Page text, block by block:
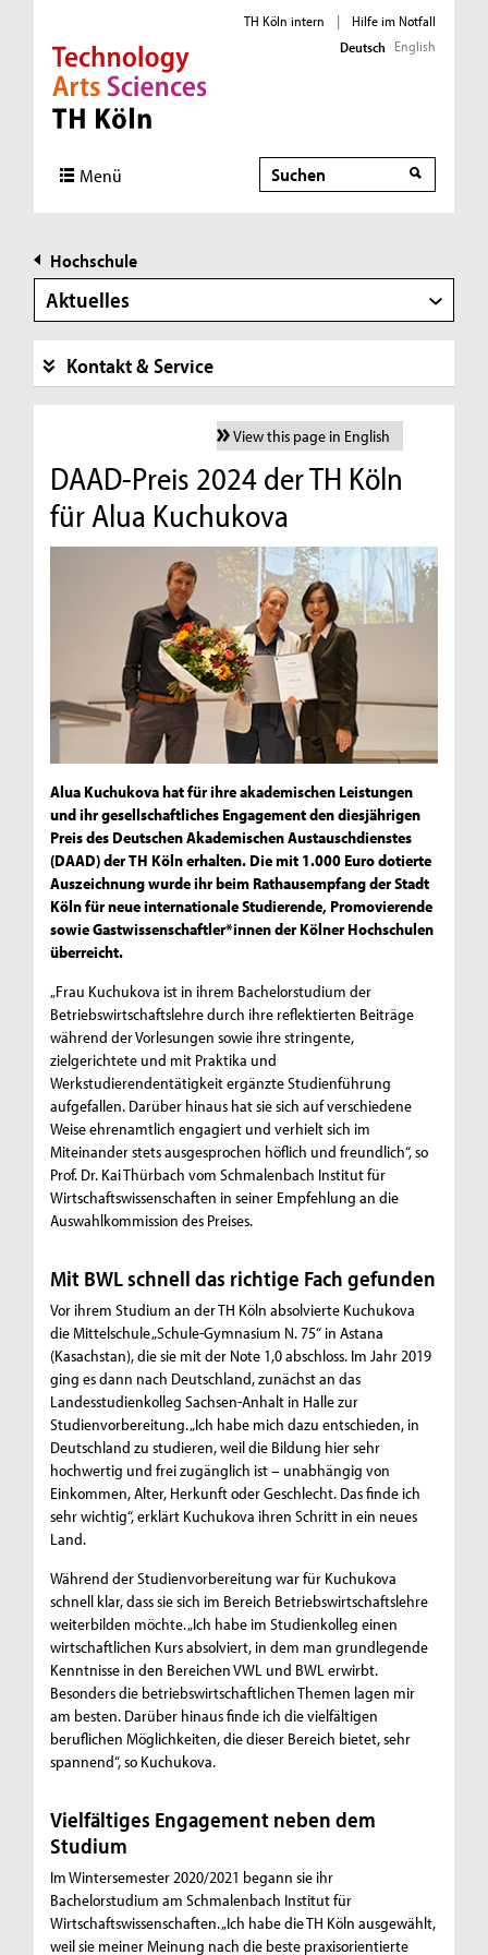
Direkt zur Hauptnavigation
Direkt zur Subnavigation
Direkt zum Inhalt
Direkt zum Fußbereich
TH Köln intern |
Hilfe im Notfall
Deutsch English
Menü Suche
Hochschule
Aktuelles
Kontakt & Service
View this page in English
DAAD-Preis 2024 der TH Köln
für Alua Kuchukova
Alua Kuchukova hat für ihre akademischen Leistungen
und ihr gesellschaftliches Engagement den diesjährigen
Preis des Deutschen Akademischen Austauschdienstes
(DAAD) der TH Köln erhalten. Die mit 1.000 Euro dotierte
Auszeichnung wurde ihr beim Rathausempfang der Stadt
Köln für neue internationale Studierende, Promovierende
sowie Gastwissenschaftler*innen der Kölner Hochschulen
überreicht.
„Frau Kuchukova ist in ihrem Bachelorstudium der
Betriebswirtschaftslehre durch ihre reflektierten Beiträge
während der Vorlesungen sowie ihre stringente,
zielgerichtete und mit Praktika und
Werkstudierendentätigkeit ergänzte Studienführung
aufgefallen. Darüber hinaus hat sie sich auf verschiedene
Weise ehrenamtlich engagiert und verhielt sich im
Miteinander stets ausgesprochen höflich und freundlich“, so
Prof. Dr. Kai Thürbach vom Schmalenbach Institut für
Wirtschaftswissenschaften in seiner Empfehlung an die
Auswahlkommission des Preises.
Mit BWL schnell das richtige Fach gefunden
Vor ihrem Studium an der TH Köln absolvierte Kuchukova
die Mittelschule „Schule-Gymnasium N. 75“ in Astana
(Kasachstan), die sie mit der Note 1,0 abschloss. Im Jahr 2019
ging es dann nach Deutschland, zunächst an das
Landesstudienkolleg Sachsen-Anhalt in Halle zur
Studienvorbereitung. „Ich habe mich dazu entschieden, in
Deutschland zu studieren, weil die Bildung hier sehr
hochwertig und frei zugänglich ist – unabhängig von
Einkommen, Alter, Herkunft oder Geschlecht. Das finde ich
sehr wichtig“, erklärt Kuchukova ihren Schritt in ein neues
Land.
Während der Studienvorbereitung war für Kuchukova
schnell klar, dass sie sich im Bereich Betriebswirtschaftslehre
weiterbilden möchte. „Ich habe im Studienkolleg einen
wirtschaftlichen Kurs absolviert, in dem man grundlegende
Kenntnisse in den Bereichen VWL und BWL erwirbt.
Besonders die betriebswirtschaftlichen Themen lagen mir
am besten. Darüber hinaus finde ich die vielfältigen
beruflichen Möglichkeiten, die dieser Bereich bietet, sehr
spannend“, so Kuchukova.
Vielfältiges Engagement neben dem
Studium
Im Wintersemester 2020/2021 begann sie ihr
Bachelorstudium am Schmalenbach Institut für
Wirtschaftswissenschaften. „Ich habe die TH Köln ausgewählt,
weil sie meiner Meinung nach die beste praxisorientierte